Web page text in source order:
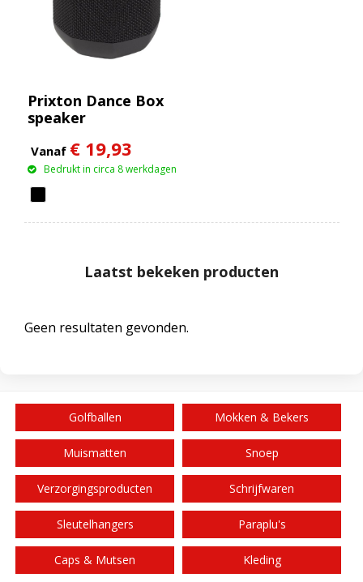
Prixton Dance Box
speaker
Vanaf € 19,93
Bedrukt in circa 8 werkdagen
Laatst bekeken producten
Geen resultaten gevonden.
Golfballen Mokken & Bekers
Muismatten Snoep
Verzorgingsproducten Schrijfwaren
Sleutelhangers Paraplu's
Caps & Mutsen Kleding